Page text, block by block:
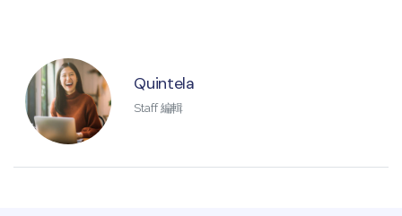
Quintela
Staff 編輯